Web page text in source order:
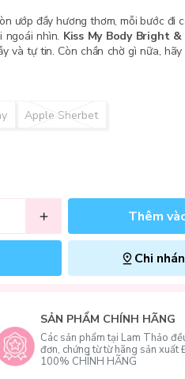
ướp đầy hương thơm, mỗi bước đi
ngoái nhìn. Kiss My Body Bright
và tự tin. Còn chần chờ gì nữa,
Apple Sherbet
Thêm
Chi
SẢN PHẨM CHÍNH HÃNG
Các sản phẩm tại Lam Thảo
đơn, chứng từ từ hãng sản xuất
100% CHÍNH HÃNG